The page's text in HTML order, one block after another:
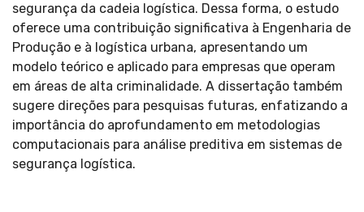
segurança da cadeia logística. Dessa forma, o estudo
oferece uma contribuição significativa à Engenharia de
Produção e à logística urbana, apresentando um
modelo teórico e aplicado para empresas que operam
em áreas de alta criminalidade. A dissertação também
sugere direções para pesquisas futuras, enfatizando a
importância do aprofundamento em metodologias
computacionais para análise preditiva em sistemas de
segurança logística.